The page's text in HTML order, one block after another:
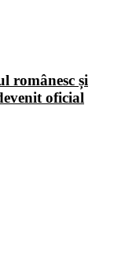
românesc și
oficial